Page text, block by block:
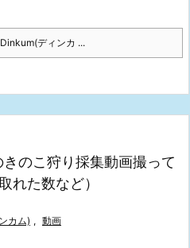
ディンカ ...
のこ狩り採集動画撮って
れた数など）
カム) , 動画